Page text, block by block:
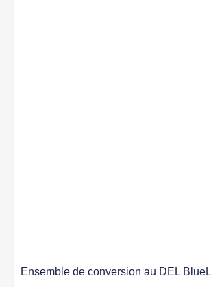
Ensemble de conversion au DEL